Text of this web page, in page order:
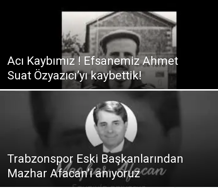
Acı Kaybımız ! Efsanemiz Ahmet
Suat Özyazıcı’yı kaybettik!
Trabzonspor Eski Başkanlarından
Mazhar Afacan’ı anıyoruz